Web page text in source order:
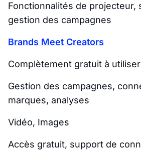
Fonctionnalités de projecteur,
gestion des campagnes
Brands Meet Creators
Complètement gratuit à utiliser
Gestion des campagnes,
marques, analyses
Vidéo, Images
Accès gratuit, support de